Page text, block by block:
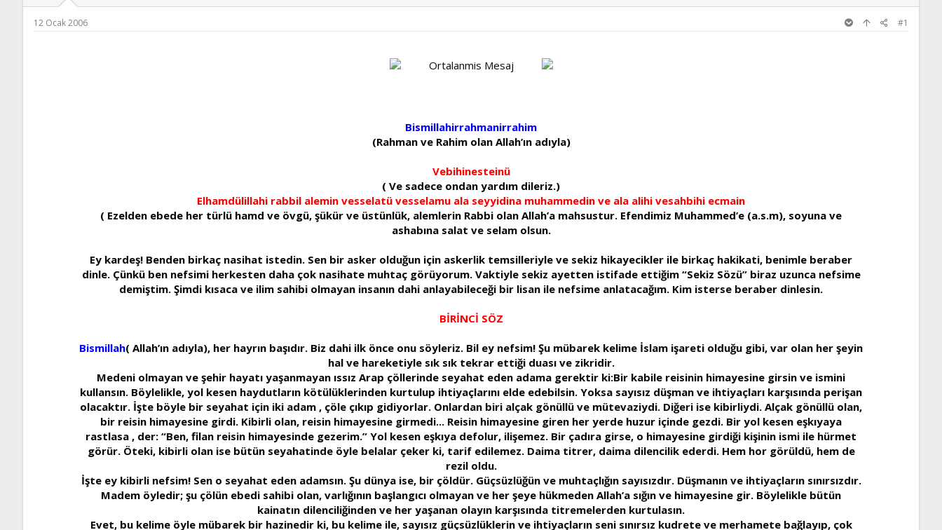
a
12 Ocak 2006 #1
Ortalanmis Mesaj
Bismillahirrahmanirrahim
(Rahman ve Rahim olan Allah’ın adıyla)
Vebihinesteinü
( Ve sadece ondan yardım dileriz.)
Elhamdülillahi rabbil alemin vesselatü vesselamu ala seyyidina muhammedin ve ala alihi vesahbihi ecmain
( Ezelden ebede her türlü hamd ve övgü, şükür ve üstünlük, alemlerin Rabbi olan Allah’a mahsustur. Efendimiz Muhammed’e (a.s.m), soyuna ve
ashabına salat ve selam olsun.
Ey kardeş! Benden birkaç nasihat istedin. Sen bir asker olduğun için askerlik temsilleriyle ve sekiz hikayecikler ile birkaç hakikati, benimle beraber
dinle. Çünkü ben nefsimi herkesten daha çok nasihate muhtaç görüyorum. Vaktiyle sekiz ayetten istifade ettiğim “Sekiz Sözü” biraz uzunca nefsime
demiştim. Şimdi kısaca ve ilim sahibi olmayan insanın dahi anlayabileceği bir lisan ile nefsime anlatacağım. Kim isterse beraber dinlesin.
BİRİNCİ SÖZ
Bismillah( Allah’ın adıyla), her hayrın başıdır. Biz dahi ilk önce onu söyleriz. Bil ey nefsim! Şu mübarek kelime İslam işareti olduğu gibi, var olan her şeyin
hal ve hareketiyle sık sık tekrar ettiği duası ve zikridir.
Medeni olmayan ve şehir hayatı yaşanmayan ıssız Arap çöllerinde seyahat eden adama gerektir ki:Bir kabile reisinin himayesine girsin ve ismini
kullansın. Böylelikle, yol kesen haydutların kötülüklerinden kurtulup ihtiyaçlarını elde edebilsin. Yoksa sayısız düşman ve ihtiyaçları karşısında perişan
olacaktır. İşte böyle bir seyahat için iki adam , çöle çıkıp gidiyorlar. Onlardan biri alçak gönüllü ve mütevaziydi. Diğeri ise kibirliydi. Alçak gönüllü olan,
bir reisin himayesine girdi. Kibirli olan, reisin himayesine girmedi... Reisin himayesine giren her yerde huzur içinde gezdi. Bir yol kesen eşkıyaya
rastlasa , der: “Ben, filan reisin himayesinde gezerim.” Yol kesen eşkıya defolur, ilişemez. Bir çadıra girse, o himayesine girdiği kişinin ismi ile hürmet
görür. Öteki, kibirli olan ise bütün seyahatinde öyle belalar çeker ki, tarif edilemez. Daima titrer, daima dilencilik ederdi. Hem hor görüldü, hem de
rezil oldu.
İşte ey kibirli nefsim! Sen o seyahat eden adamsın. Şu dünya ise, bir çöldür. Güçsüzlüğün ve muhtaçlığın sayısızdır. Düşmanın ve ihtiyaçların sınırsızdır.
Madem öyledir; şu çölün ebedi sahibi olan, varlığının başlangıcı olmayan ve her şeye hükmeden Allah’a sığın ve himayesine gir. Böylelikle bütün
kainatın dilenciliğinden ve her yaşanan olayın karşısında titremelerden kurtulasın.
Evet, bu kelime öyle mübarek bir hazinedir ki, bu kelime ile, sayısız güçsüzlüklerin ve ihtiyaçların seni sınırsız kudrete ve merhamete bağlayıp, çok